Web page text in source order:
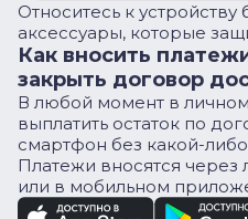
Относитесь к
аксессуары, которые
Как вносить
закрыть договор
В любой момент в
выплатить остаток по
смартфон без какой-
Платежи вносятся через
или в мобильном